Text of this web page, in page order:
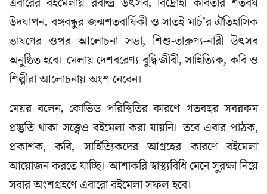
উদযাপন, বঙ্গবন্ধুর জন্মশতবার্ষিকী ও সাতই মার্চ’র ঐতিহাসিক
ভাষণের ওপর আলোচনা সভা, শিশু-তারুণ্য-নারী উৎসব
অনুষ্ঠিত হবে। মেলায় দেশবরেণ্য বুদ্ধিজীবী, সাহিত্যিক, কবি ও
শিল্পীরা আলোচনায় অংশ নেবেন।
মেয়র বলেন, কোভিড পরিস্থিতির কারণে গতবছর সবরকম
প্রস্তুতি থাকা সত্ত্বেও বইমেলা করা যায়নি। তবে এবার পাঠক,
প্রকাশক, কবি, সাহিত্যিকদের আগ্রহের কারণে বইমেলা
আয়োজন করতে যাচ্ছি। আশাকরি স্বাস্থ্যবিধি মেনে সুরক্ষা নিয়ে
সবার অংশগ্রহণে এবারো বইমেলা সফল হবে।